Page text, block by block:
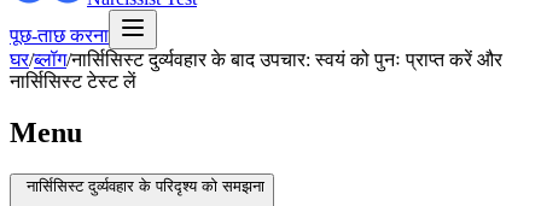
पूछ-ताछ करना
घर/ब्लॉग/नार्सिसिस्ट दुर्व्यवहार के बाद उपचार: स्वयं को पुनः प्राप्त करें और
नार्सिसिस्ट टेस्ट लें
Menu
नार्सिसिस्ट दुर्व्यवहार के परिदृश्य को समझना